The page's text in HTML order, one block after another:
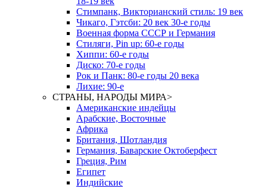
Стимпанк, Викторианский стиль: 19 век
Чикаго, Гэтсби: 20 век 30-е годы
Военная форма СССР и Германия
Стиляги, Pin up: 60-е годы
Хиппи: 60-е годы
Диско: 70-е годы
Рок и Панк: 80-е годы 20 века
Лихие: 90-е
СТРАНЫ, НАРОДЫ МИРА>
Американские индейцы
Арабские, Восточные
Африка
Британия, Шотландия
Германия, Баварские Октоберфест
Греция, Рим
Египет
Индийские